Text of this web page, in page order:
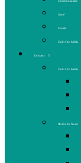
Communautaire
Santé
Société
Club Ado Média
Dossiers
Club Ado Média
Rivière du Nord